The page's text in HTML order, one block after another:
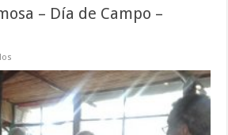
– Día de Campo –
La
Mimosa
Día
de
Campo